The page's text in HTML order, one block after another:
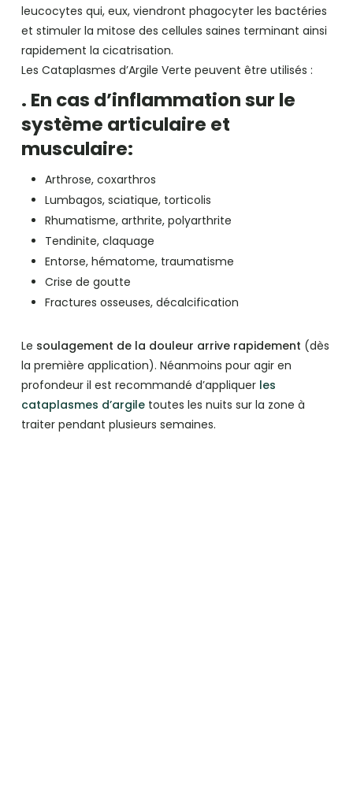
leucocytes qui, eux, viendront phagocyter les bactéries
et stimuler la mitose des cellules saines terminant ainsi
rapidement la cicatrisation.
Les Cataplasmes d’Argile Verte peuvent être utilisés :
. En cas d’inflammation sur le
système articulaire et
musculaire:
Arthrose, coxarthros
Lumbagos, sciatique, torticolis
Rhumatisme, arthrite, polyarthrite
Tendinite, claquage
Entorse, hématome, traumatisme
Crise de goutte
Fractures osseuses, décalcification
Le soulagement de la douleur arrive rapidement (dès
la première application). Néanmoins pour agir en
profondeur il est recommandé d’appliquer les
cataplasmes d’argile toutes les nuits sur la zone à
traiter pendant plusieurs semaines.